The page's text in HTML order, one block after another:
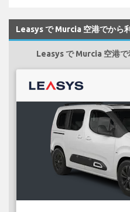
Leasys で Murcia 空港でから
Leasys で Murcia 空港で